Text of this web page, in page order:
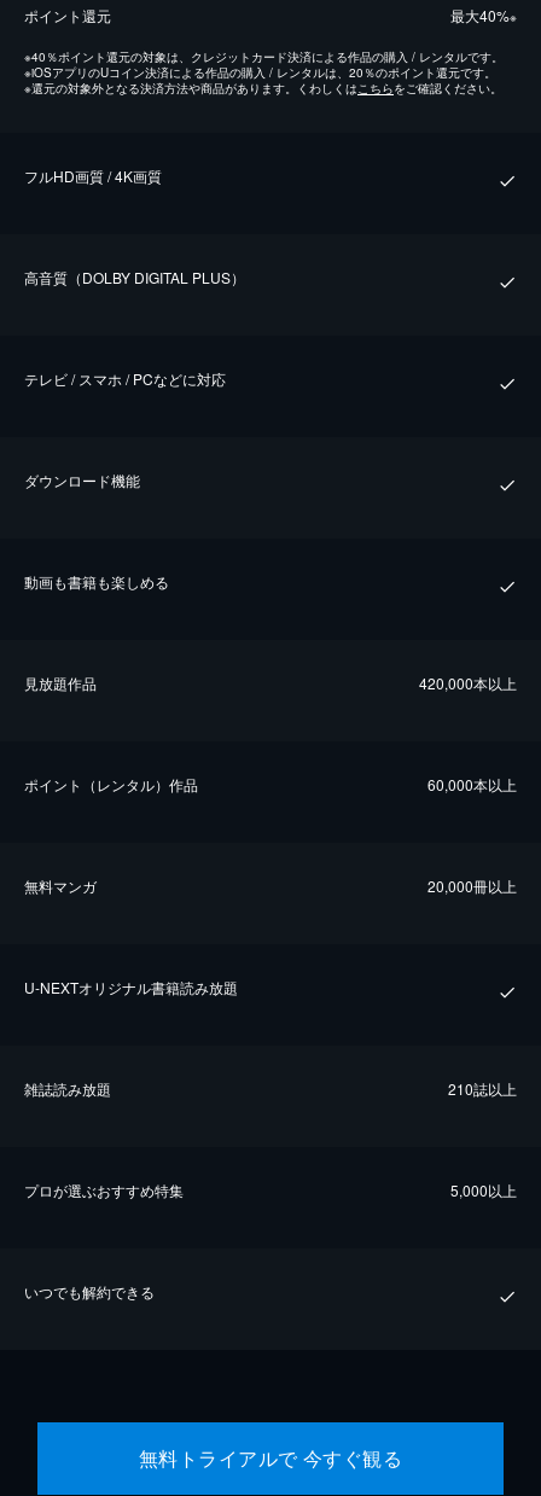
ポイント還元 最⼤40%※
※40％ポイント還元の対象は、クレジットカード決済による作品の購入 / レンタルです。
※iOSアプリのUコイン決済による作品の購入 / レンタルは、20％のポイント還元です。
※還元の対象外となる決済方法や商品があります。くわしくはこちらをご確認ください。
フルHD画質 / 4K画質
⾼⾳質（DOLBY DIGITAL PLUS）
テレビ / スマホ / PCなどに対応
ダウンロード機能
動画も書籍も楽しめる
⾒放題作品 420,000本以上
ポイント（レンタル）作品 60,000本以上
無料マンガ 20,000冊以上
U-NEXTオリジナル書籍読み放題
雑誌読み放題 210誌以上
プロが選ぶおすすめ特集 5,000以上
いつでも解約できる
無料トライアルで 今すぐ観る